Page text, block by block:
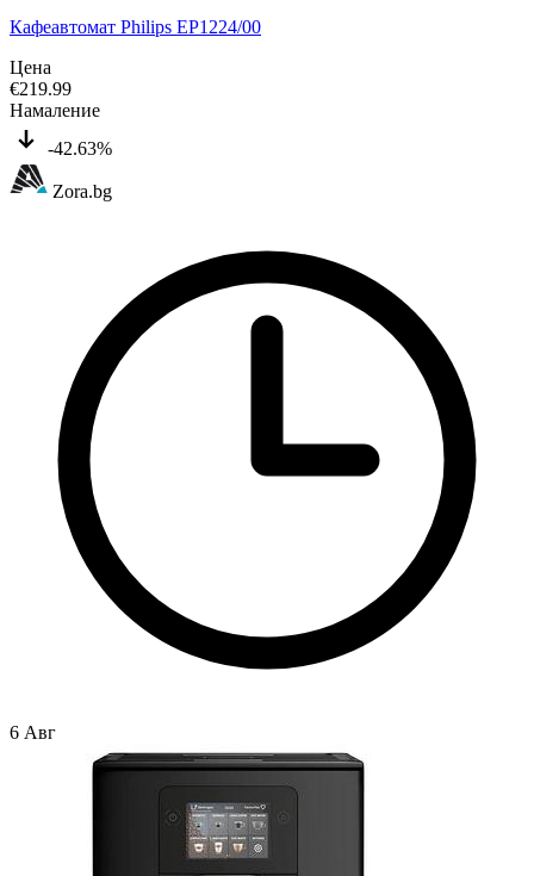
Кафеавтомат Philips EP1224/00
Цена
€219.99
Намаление
-42.63%
Zora.bg
6 Авг